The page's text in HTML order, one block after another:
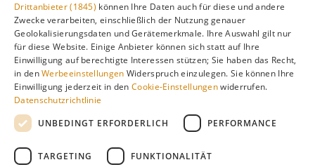
Gefällt dir diese Seite? Teile sie auf Pinterest!
Auf Pinterest merken
Drittanbieter (1845) können Ihre Daten auch für diese und andere
Zwecke verarbeiten, einschließlich der Nutzung genauer
Geolokalisierungsdaten und Gerätemerkmale. Ihre Auswahl gilt nur
für diese Website. Einige Anbieter können sich statt auf Ihre
Einwilligung auf berechtigte Interessen stützen; Sie haben das Recht,
in denWerbeeinstellungen Widerspruch einzulegen. Sie können Ihre
Einwilligung jederzeit in denCookie-Einstellungenwiderrufen.
Datenschutzrichtlinie
UNBEDINGT ERFORDERLICH
PERFORMANCE
TARGETING FUNKTIONALITÄT